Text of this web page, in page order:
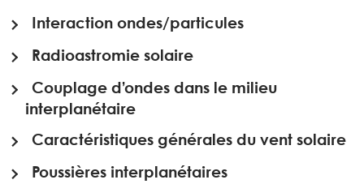
Interaction ondes/particules
Radioastromie solaire
Couplage d’ondes dans le milieu
interplanétaire
Caractéristiques générales du vent solaire
Poussières interplanétaires